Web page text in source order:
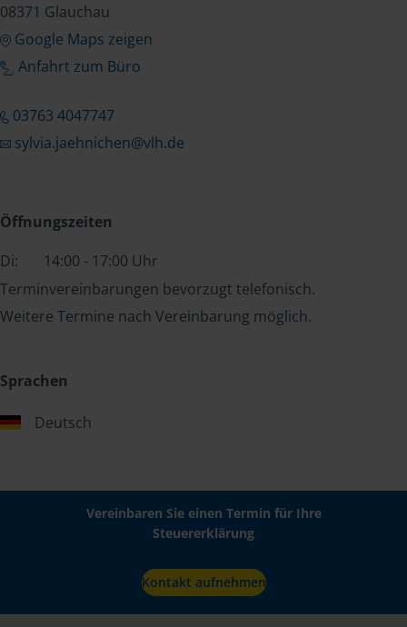
08371 Glauchau
Google Maps zeigen
Anfahrt zum Büro
03763 4047747
sylvia.jaehnichen@vlh.de
Öffnungszeiten
Di:
14:00 - 17:00 Uhr
Terminvereinbarungen bevorzugt telefonisch.
Weitere Termine nach Vereinbarung möglich.
Sprachen
Deutsch
Vereinbaren Sie einen Termin für Ihre
Steuererklärung
Kontakt aufnehmen